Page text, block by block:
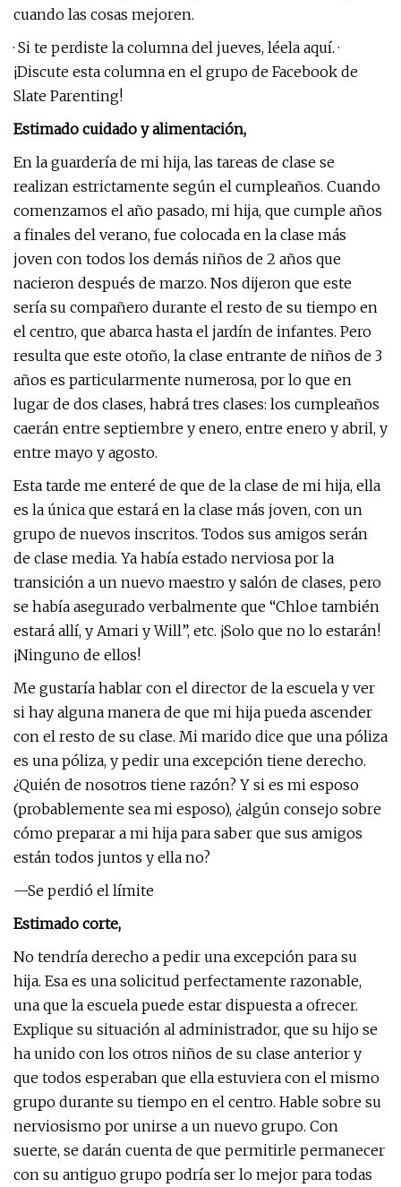
cuando las cosas mejoren.
· Si te perdiste la columna del jueves, léela aquí. ·
¡Discute esta columna en el grupo de Facebook de
Slate Parenting!
Estimado cuidado y alimentación,
En la guardería de mi hija, las tareas de clase se
realizan estrictamente según el cumpleaños. Cuando
comenzamos el año pasado, mi hija, que cumple años
a finales del verano, fue colocada en la clase más
joven con todos los demás niños de 2 años que
nacieron después de marzo. Nos dijeron que este
sería su compañero durante el resto de su tiempo en
el centro, que abarca hasta el jardín de infantes. Pero
resulta que este otoño, la clase entrante de niños de 3
años es particularmente numerosa, por lo que en
lugar de dos clases, habrá tres clases: los cumpleaños
caerán entre septiembre y enero, entre enero y abril, y
entre mayo y agosto.
Esta tarde me enteré de que de la clase de mi hija, ella
es la única que estará en la clase más joven, con un
grupo de nuevos inscritos. Todos sus amigos serán
de clase media. Ya había estado nerviosa por la
transición a un nuevo maestro y salón de clases, pero
se había asegurado verbalmente que “Chloe también
estará allí, y Amari y Will”, etc. ¡Solo que no lo estarán!
¡Ninguno de ellos!
Me gustaría hablar con el director de la escuela y ver
si hay alguna manera de que mi hija pueda ascender
con el resto de su clase. Mi marido dice que una póliza
es una póliza, y pedir una excepción tiene derecho.
¿Quién de nosotros tiene razón? Y si es mi esposo
(probablemente sea mi esposo), ¿algún consejo sobre
cómo preparar a mi hija para saber que sus amigos
están todos juntos y ella no?
—Se perdió el límite
Estimado corte,
No tendría derecho a pedir una excepción para su
hija. Esa es una solicitud perfectamente razonable,
una que la escuela puede estar dispuesta a ofrecer.
Explique su situación al administrador, que su hijo se
ha unido con los otros niños de su clase anterior y
que todos esperaban que ella estuviera con el mismo
grupo durante su tiempo en el centro. Hable sobre su
nerviosismo por unirse a un nuevo grupo. Con
suerte, se darán cuenta de que permitirle permanecer
con su antiguo grupo podría ser lo mejor para todas